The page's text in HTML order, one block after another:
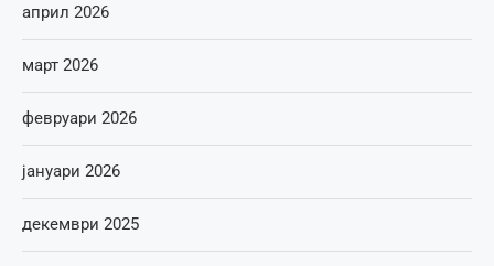
април 2026
март 2026
февруари 2026
јануари 2026
декември 2025